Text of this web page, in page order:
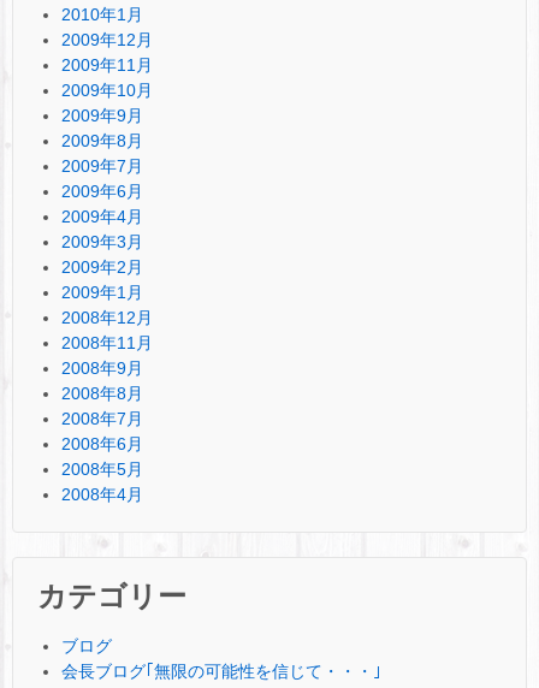
2010年1月
2009年12月
2009年11月
2009年10月
2009年9月
2009年8月
2009年7月
2009年6月
2009年4月
2009年3月
2009年2月
2009年1月
2008年12月
2008年11月
2008年9月
2008年8月
2008年7月
2008年6月
2008年5月
2008年4月
カテゴリー
ブログ
会長ブログ｢無限の可能性を信じて・・・｣